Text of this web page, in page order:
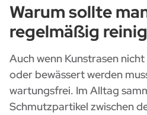
Warum sollte
regelmäßig
Auch wenn Kunstrasen
oder bewässert werden
wartungsfrei. Im Alltag
Schmutzpartikel zwischen